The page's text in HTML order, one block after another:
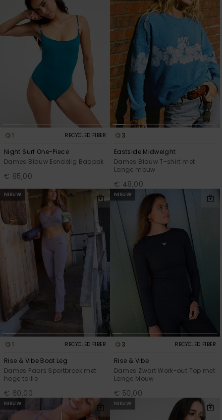
1 RECYCLED FIBER
Night Surf One-Piece
Dames Blauw Eendelig Badpak
€ 85,00
3
Eastside Midweight
Dames Blauw T-shirt met
Lange mouw
€ 48,00
NIEUW
1 RECYCLED FIBER
Rise & Vibe Boot Leg
Dames Paars Sportbroek met
hoge taille
€ 60,00
NIEUW
3 RECYCLED FIBER
Rise & Vibe
Dames Zwart Work-out Top met
Lange Mouw
€ 50,00
NIEUW NIEUW